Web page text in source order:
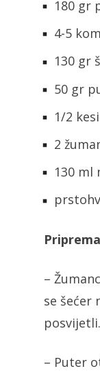
180 gr
4-5
130 gr
50 gr
1/2
2
130 ml
–
se šećer
posvijetli.
– Puter